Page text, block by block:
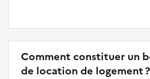
Comment constituer un
de location de logement ?